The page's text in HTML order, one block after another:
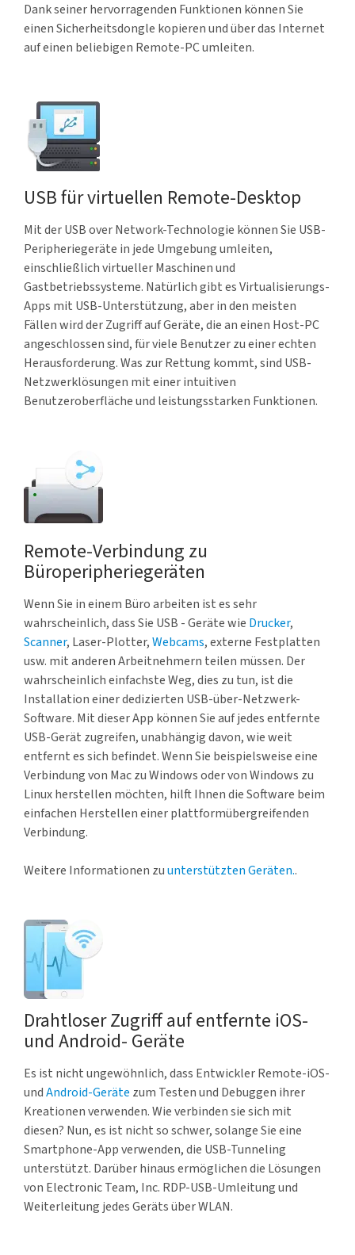
Dank seiner hervorragenden Funktionen können Sie
einen Sicherheitsdongle kopieren und über das Internet
auf einen beliebigen Remote-PC umleiten.
USB für virtuellen Remote-Desktop
Mit der USB over Network-Technologie können Sie USB-
Peripheriegeräte in jede Umgebung umleiten,
einschließlich virtueller Maschinen und
Gastbetriebssysteme. Natürlich gibt es Virtualisierungs-
Apps mit USB-Unterstützung, aber in den meisten
Fällen wird der Zugriff auf Geräte, die an einen Host-PC
angeschlossen sind, für viele Benutzer zu einer echten
Herausforderung. Was zur Rettung kommt, sind USB-
Netzwerklösungen mit einer intuitiven
Benutzeroberfläche und leistungsstarken Funktionen.
Remote-Verbindung zu
Büroperipheriegeräten
Wenn Sie in einem Büro arbeiten ist es sehr
wahrscheinlich, dass Sie USB - Geräte wie Drucker,
Scanner, Laser-Plotter,Webcams, externe Festplatten
usw. mit anderen Arbeitnehmern teilen müssen. Der
wahrscheinlich einfachste Weg, dies zu tun, ist die
Installation einer dedizierten USB-über-Netzwerk-
Software. Mit dieser App können Sie auf jedes entfernte
USB-Gerät zugreifen, unabhängig davon, wie weit
entfernt es sich befindet. Wenn Sie beispielsweise eine
Verbindung von Mac zu Windows oder von Windows zu
Linux herstellen möchten, hilft Ihnen die Software beim
einfachen Herstellen einer plattformübergreifenden
Verbindung.
Weitere Informationen zuunterstützten Geräten..
Drahtloser Zugriff auf entfernte iOS-
und Android- Geräte
Es ist nicht ungewöhnlich, dass Entwickler Remote-iOS-
undAndroid-Geräte zum Testen und Debuggen ihrer
Kreationen verwenden. Wie verbinden sie sich mit
diesen? Nun, es ist nicht so schwer, solange Sie eine
Smartphone-App verwenden, die USB-Tunneling
unterstützt. Darüber hinaus ermöglichen die Lösungen
von Electronic Team, Inc. RDP-USB-Umleitung und
Weiterleitung jedes Geräts über WLAN.